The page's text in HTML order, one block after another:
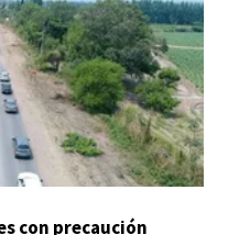
con precaución